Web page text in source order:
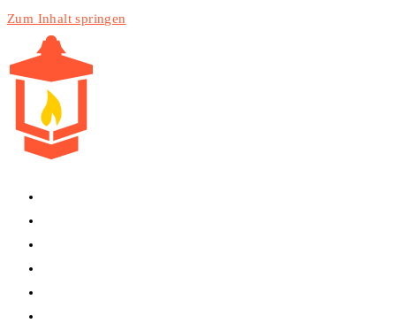
Zum Inhalt springen